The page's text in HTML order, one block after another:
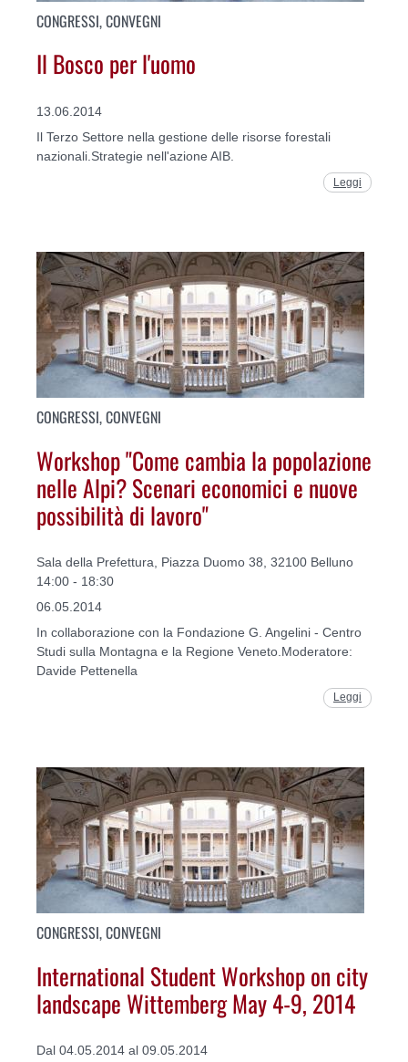
CONGRESSI, CONVEGNI
Il Bosco per l'uomo
13.06.2014
Il Terzo Settore nella gestione delle risorse forestali
nazionali.Strategie nell'azione AIB.
Leggi
CONGRESSI, CONVEGNI
Workshop "Come cambia la popolazione
nelle Alpi? Scenari economici e nuove
possibilità di lavoro"
Sala della Prefettura, Piazza Duomo 38, 32100 Belluno
14:00 - 18:30
06.05.2014
In collaborazione con la Fondazione G. Angelini - Centro
Studi sulla Montagna e la Regione Veneto.Moderatore:
Davide Pettenella
Leggi
CONGRESSI, CONVEGNI
International Student Workshop on city
landscape Wittemberg May 4-9, 2014
Dal 04.05.2014 al 09.05.2014